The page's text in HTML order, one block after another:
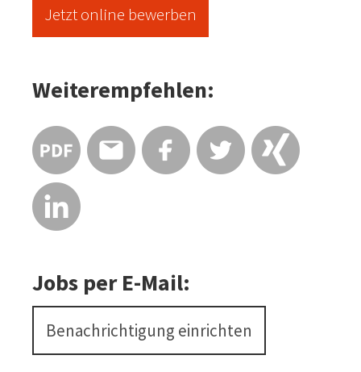
Jetzt online bewerben
Weiterempfehlen:
Jobs per E-Mail:
Benachrichtigung einrichten